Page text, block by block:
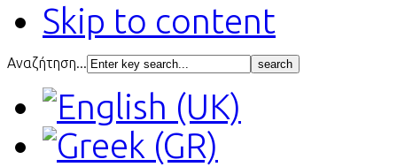
Skip to content
Αναζήτηση...